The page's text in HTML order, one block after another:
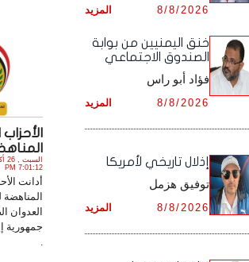
7:01:12 PM
أدانت
المناهضة
العدوان
جمهورية
أرشيف شهر ديـسـمـبـر ,
المزيد 8/8/2026
خنق اليمنيين من بوابة
الصندوق الاجتماعي
فؤاد أبو راس
المزيد 8/8/2026
إذلال تاريخي لأمريكا
توفيق هزمل
المزيد 8/8/2026